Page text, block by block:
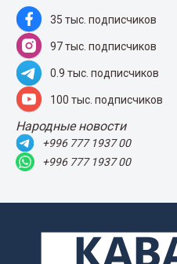
35 тыс. подписчиков
97 тыс. подписчиков
0.9 тыс. подписчиков
100 тыс. подписчиков
Народные новости
+996 777 1937 00
+996 777 1937 00